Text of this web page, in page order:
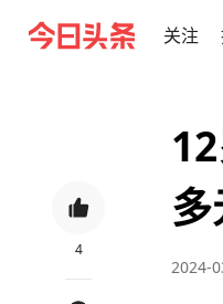
关注
4
2024-